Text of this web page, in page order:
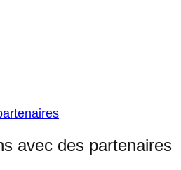
avec des partenaires